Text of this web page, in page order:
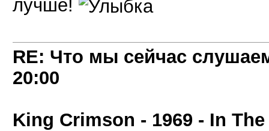
лучше!
RE: Что мы сейчас
20:00
King Crimson - 1969 - In